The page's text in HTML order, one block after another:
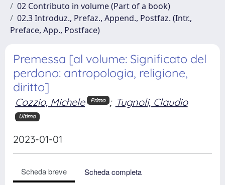
02 Contributo in volume (Part of a book)
02.3 Introduz., Prefaz., Append., Postfaz. (Intr.,
Preface, App., Postface)
Premessa [al volume: Significato del
perdono: antropologia, religione,
diritto]
Cozzio, Michele Primo ; Tugnoli, Claudio
Ultimo
2023-01-01
Scheda breve
Scheda completa